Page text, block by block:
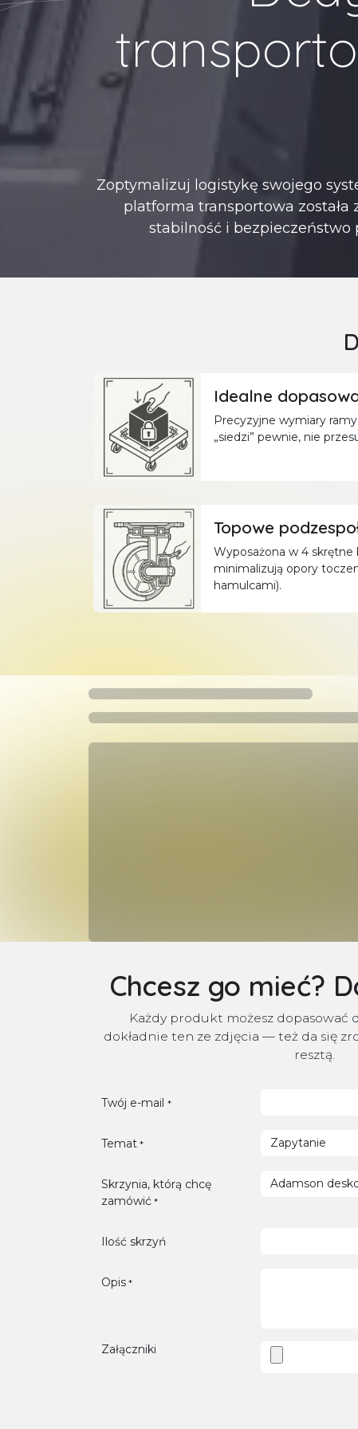
Zoptymalizuj logistykę swojego
platforma transportowa została
stabilność i
Idealne
Precyzyjne wymiary
„siedzi” pewnie, nie
Topowe
Wyposażona w 4 skrętne
minimalizują opory
hamulcami).
Chcesz go mieć?
Każdy produkt możesz dopasować
dokładnie ten ze zdjęcia — też da się
resztą.
Twój e-mail *
Temat *
Skrzynia, którą chcę
zamówić *
Ilość skrzyń
Opis *
Załączniki